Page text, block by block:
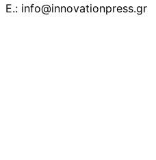
E.: info@innovationpress.gr